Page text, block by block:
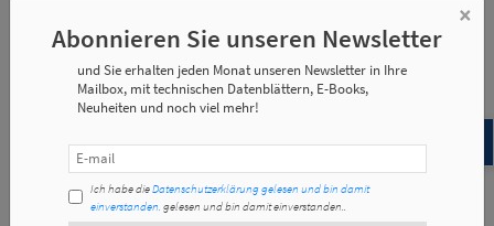
Artikel-Nr. Gewicht
RBP-20-30 0.12 Kg
Artikel-Nr. l1
×
Abonnieren Sie unseren Newsletter
und Sie erhalten jeden Monat unseren Newsletter in Ihre
Mailbox, mit technischen Datenblättern, E-Books,
Neuheiten und noch viel mehr!
Ich habe dieDatenschutzerklärung gelesen und bin damit
einverstanden. gelesen und bin damit einverstanden..